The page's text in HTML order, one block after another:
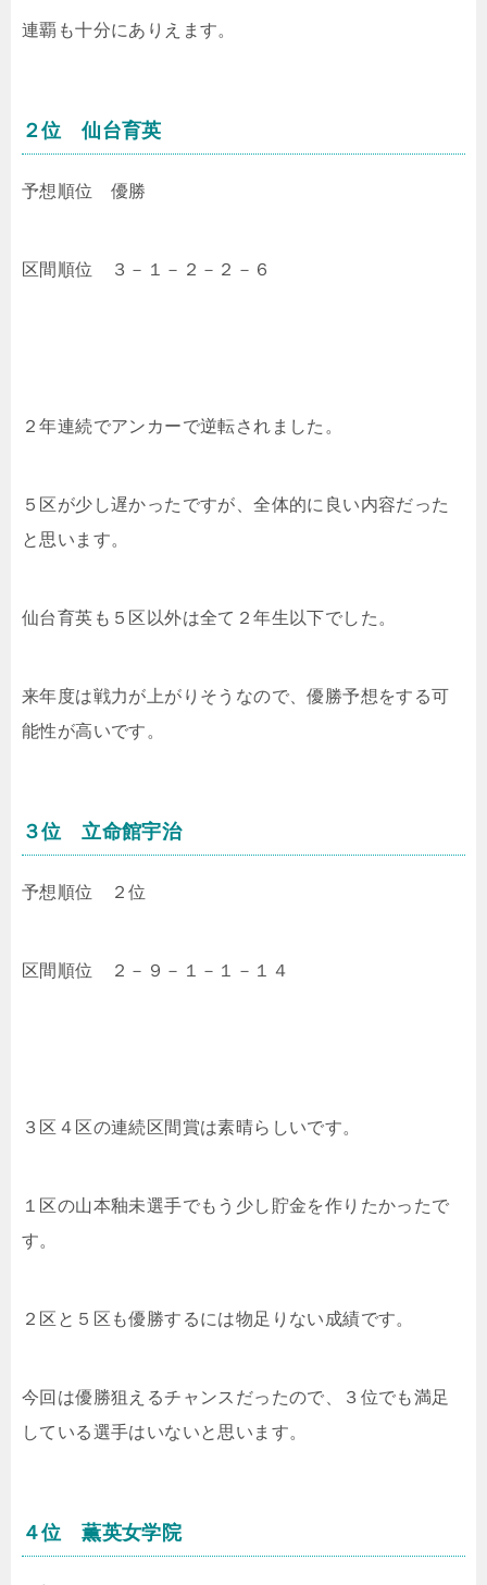
連覇も十分にありえます。
２位 仙台育英
予想順位 優勝
区間順位 ３－１－２－２－６
２年連続でアンカーで逆転されました。
５区が少し遅かったですが、全体的に良い内容だった
と思います。
仙台育英も５区以外は全て２年生以下でした。
来年度は戦力が上がりそうなので、優勝予想をする可
能性が高いです。
３位 立命館宇治
予想順位 ２位
区間順位 ２－９－１－１－１４
３区４区の連続区間賞は素晴らしいです。
１区の山本釉未選手でもう少し貯金を作りたかったで
す。
２区と５区も優勝するには物足りない成績です。
今回は優勝狙えるチャンスだったので、３位でも満足
している選手はいないと思います。
４位 薫英女学院